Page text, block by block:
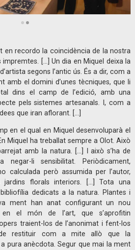
en recordo la coincidència de la nostra
[…] Un dia en Miquel deixa la
segons l’antic ús. És a dir, com a
amb el domini d’unes tècniques, que li
dins el camp de l’edició, amb una
pels sistemes artesanals. I, com a
que iran aflorant. […]
en el qual en Miquel desenvoluparà el
Miquel ha treballat sempre a Olot. Això
amb la natura. […] I això s’ha de
li sensibilitat. Periòdicament,
calculada però assumida per l’autor,
jardins florals interiors. […] Tota una
dedicats a la natura. Plantes i
ment han anat configurant un nou
el món de l’art, que s’aprofitin
traient-los de l’anonimat i fent-los
restituir com a mite allò que la
pura anècdota. Segur que mai la ment